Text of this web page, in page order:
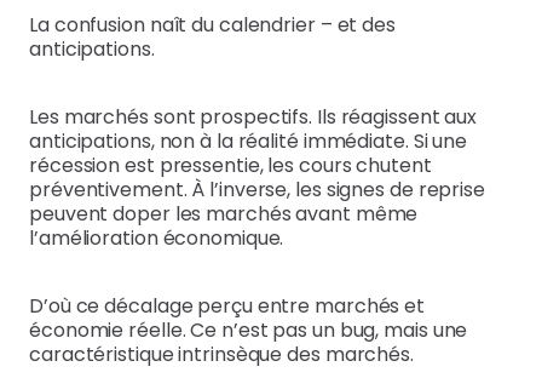
La confusion naît du calendrier – et des
anticipations.
Les marchés sont prospectifs. Ils réagissent aux
anticipations, non à la réalité immédiate. Si une
récession est pressentie, les cours chutent
préventivement. À l’inverse, les signes de reprise
peuvent doper les marchés avant même
l’amélioration économique.
D’où ce décalage perçu entre marchés et
économie réelle. Ce n’est pas un bug, mais une
caractéristique intrinsèque des marchés.